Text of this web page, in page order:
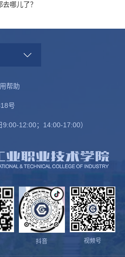
哪儿了？
帮助
号
12:00；14:00-17:00）
抖音 视频号